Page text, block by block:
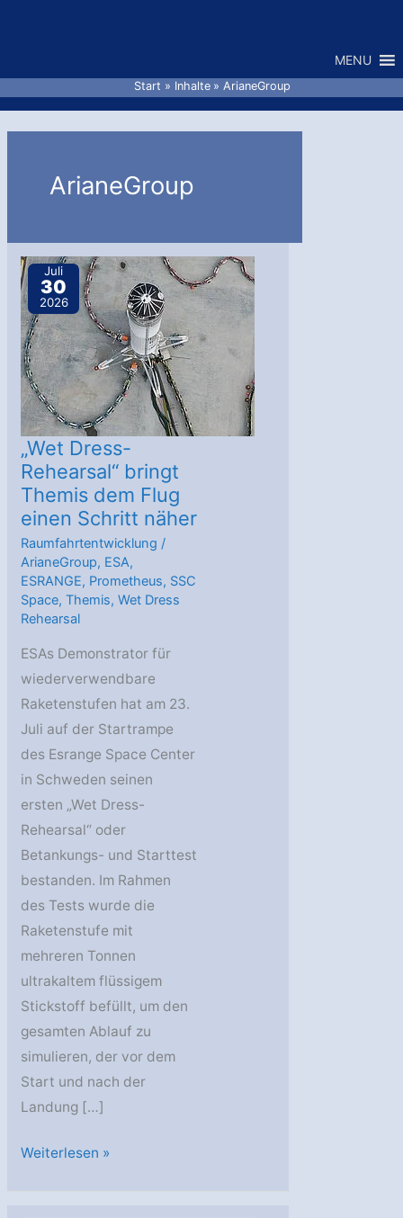
MENU
Start Inhalte ArianeGroup
ArianeGroup
Juli
30
2026
„Wet Dress-
Rehearsal“ bringt
Themis dem Flug
einen Schritt näher
Raumfahrtentwicklung /
ArianeGroup, ESA,
ESRANGE, Prometheus, SSC
Space,Themis,Wet Dress
Rehearsal
ESAs Demonstrator für
wiederverwendbare
Raketenstufen hat am 23.
Juli auf der Startrampe
des Esrange Space Center
in Schweden seinen
ersten „Wet Dress-
Rehearsal“ oder
Betankungs- und Starttest
bestanden. Im Rahmen
des Tests wurde die
Raketenstufe mit
mehreren Tonnen
ultrakaltem flüssigem
Stickstoff befüllt, um den
gesamten Ablauf zu
simulieren, der vor dem
Start und nach der
Landung […]
„Wet
Weiterlesen »